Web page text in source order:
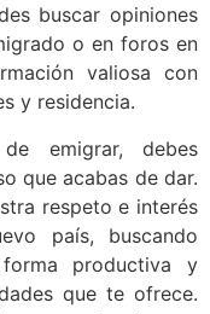
buscar opiniones
o en foros en
valiosa con
y residencia.
emigrar, debes
que acabas de dar.
respeto e interés
país, buscando
productiva y
que te ofrece.